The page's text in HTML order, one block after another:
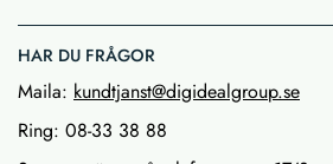
HAR DU FRÅGOR
Maila: kundtjanst@digidealgroup.se
Ring: 08-33 38 88